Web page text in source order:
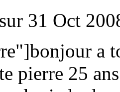
sur 31 Oct
a
pierre 25